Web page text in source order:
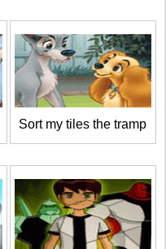
Sort my tiles the tramp